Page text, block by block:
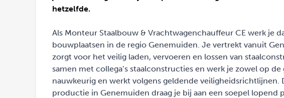
hetzelfde.
Als Monteur Staalbouw & Vrachtwagenchauffeur CE werk je
bouwplaatsen in de regio Genemuiden. Je vertrekt vanuit
zorgt voor het veilig laden, vervoeren en lossen van
samen met collega’s staalconstructies en werk je zowel op
nauwkeurig en werkt volgens geldende
productie in Genemuiden draag je bij aan een soepel lopend